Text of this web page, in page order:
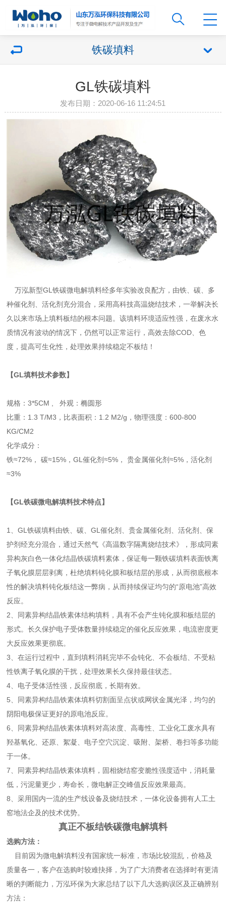
铁碳填料
GL铁碳填料
发布日期：2020-06-16 11:24:51
万泓新型GL铁碳微电解填料经多年实验改良配方，由铁、碳、多
种催化剂、活化剂充分混合，采用高科技高温烧结技术，一举解决长
久以来市场上填料板结的根本问题。该填料环境适应性强，在废水水
质情况有波动的情况下，仍然可以正常运行，高效去除COD、色
度，提高可生化性，处理效果持续稳定不板结！
【GL填料技术参数】
规格：3*5CM , 外观：椭圆形
比重：1.3 T/M3，比表面积：1.2 M2/g，物理强度：600-800
KG/CM2
化学成分：
铁≈72%， 碳≈15%，GL催化剂≈5%， 贵金属催化剂≈5%，活化剂
≈3%
【GL铁碳微电解填料技术特点】
1、GL铁碳填料由铁、碳、GL催化剂、贵金属催化剂、活化剂、保
护剂经充分混合，通过天然气《高温数字隔离烧结技术》，形成同素
异构灰白色一体化结晶铁碳填料素体，保证每一颗铁碳填料表面铁离
子氧化膜层层剥离，杜绝填料钝化膜和板结层的形成，从而彻底根本
性的解决填料钝化板结这一弊病，从而持续保证均匀的“原电池”高效
反应。
2、同素异构结晶铁素体结构填料，具有不会产生钝化膜和板结层的
形式。长久保护电子受体数量持续稳定的催化反应效果，电流密度更
大反应效果更彻底。
3、在运行过程中，直到填料消耗完毕不会钝化、不会板结、不受粘
性铁离子氧化膜的干扰，处理效果长久保持最佳状态。
4、电子受体活性强，反应彻底，长期有效。
5、同素异构结晶铁素体填料切割面呈点状或网状金属光泽，均匀的
阴阳电极保证更好的原电池反应。
6、同素异构结晶铁素体填料对高浓度、高毒性、工业化工废水具有
羟基氧化、还原、絮凝、电子空穴沉淀、吸附、架桥、卷扫等多功能
于一体。
7、同素异构结晶铁素体填料，固相烧结窑变脆性强度适中，消耗量
低，污泥量更少，寿命长，微电解正交峰值反应效果最高。
8、采用国内一流的生产线设备及烧结技术，一体化设备拥有人工土
窑地法企及的技术优势。
真正不板结铁碳微电解填料
选购方法：
目前因为微电解填料没有国家统一标准，市场比较混乱，价格及
质量各一，客户在选购时较难抉择，为了广大消费者在选择时有更清
晰的判断能力，万泓环保为大家总结了以下几大选购误区及正确辨别
方法：